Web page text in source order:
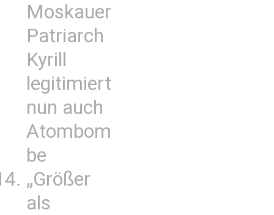
Moskauer
Patriarch
Kyrill
legitimiert
nun auch
Atombom
be
„Größer
als